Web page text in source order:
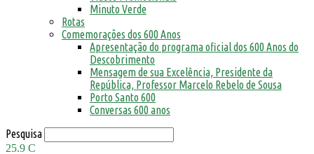
Minuto Verde
Rotas
Comemorações dos 600 Anos
Apresentação do programa oficial dos 600 Anos do
Descobrimento
Mensagem de sua Excelência, Presidente da
República, Professor Marcelo Rebelo de Sousa
Porto Santo 600
Conversas 600 anos
Pesquisa
25.9 C